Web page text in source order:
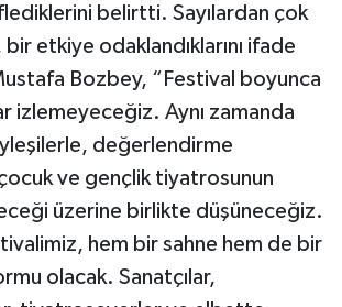
belirtti. Sayılardan çok
bir etkiye odaklandıklarını ifade
Bozbey, “Festival boyunca
izlemeyeceğiz. Aynı zamanda
değerlendirme
ve gençlik tiyatrosunun
üzerine birlikte düşüneceğiz.
hem bir sahne hem de bir
olacak. Sanatçılar,